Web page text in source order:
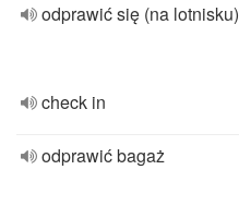
odprawić się (na lotnisku)
check in
odprawić bagaż